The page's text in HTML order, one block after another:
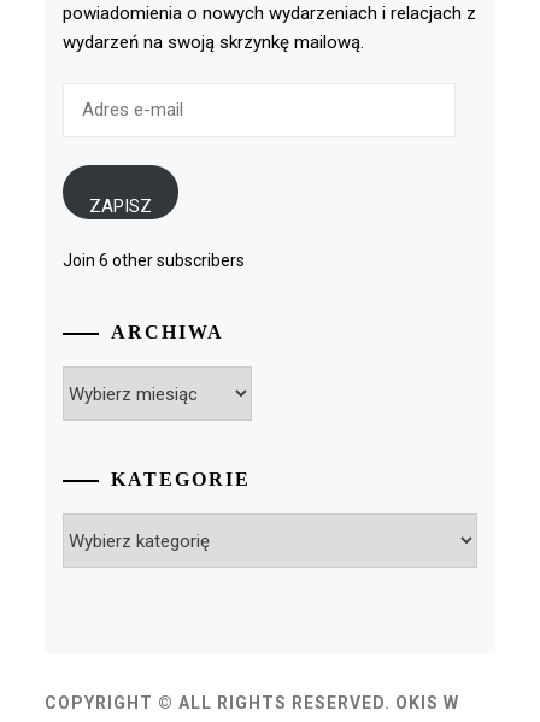
powiadomienia o nowych wydarzeniach i relacjach z
wydarzeń na swoją skrzynkę mailową.
ZAPISZ
Join 6 other subscribers
ARCHIWA
KATEGORIE
COPYRIGHT © ALL RIGHTS RESERVED. OKIS W